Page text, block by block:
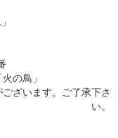
の鳥」
ざいます。ご了承下さ
い。